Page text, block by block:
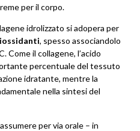
per il corpo.
idrolizzato si adopera per
, spesso associandolo
Come il collagene, l’acido
percentuale del tessuto
idratante, mentre la
nella sintesi del
per via orale – in